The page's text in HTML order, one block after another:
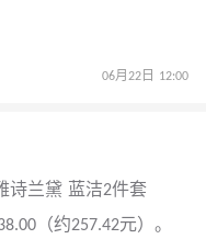
06月22日 12:00
诗兰黛 蓝洁2件套
（约257.42元）。